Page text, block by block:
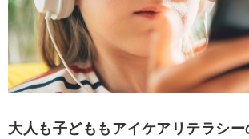
大人も子どももアイケアリテラシー